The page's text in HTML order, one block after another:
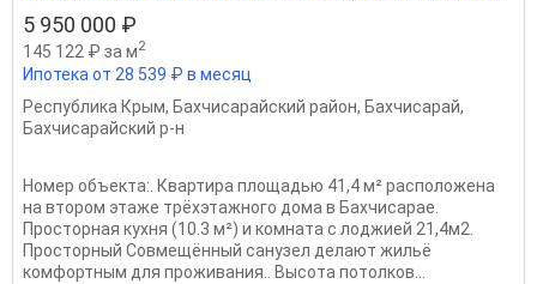
5 950 000 ₽
145 122 ₽ за м2
Ипотека от 28 539 ₽ в месяц
Республика Крым, Бахчисарайский район, Бахчисарай,
Бахчисарайский р-н
Номер объекта:. Квартира площадью 41,4 м² расположена
на втором этаже трёхэтажного дома в Бахчисарае.
Просторная кухня (10.3 м²) и комната с лоджией 21,4м2.
Просторный Совмещённый санузел делают жильё
комфортным для проживания.. Высота потолков...